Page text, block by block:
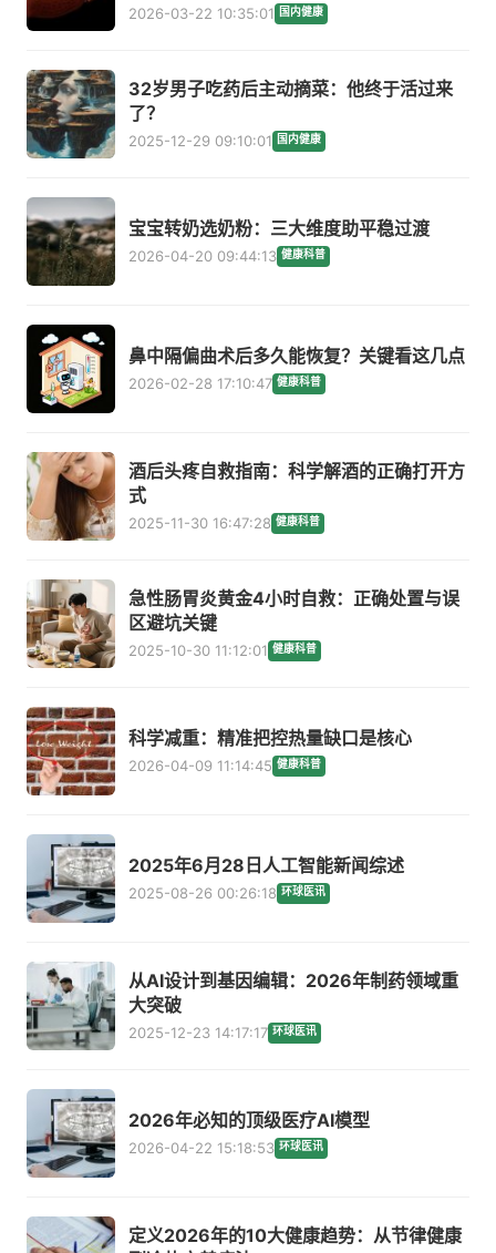
2026-03-22 10:35:01 国内健康
32岁男子吃药后主动摘菜：他终于活过来
了？
2025-12-29 09:10:01 国内健康
宝宝转奶选奶粉：三大维度助平稳过渡
2026-04-20 09:44:13 健康科普
鼻中隔偏曲术后多久能恢复？关键看这几点
2026-02-28 17:10:47 健康科普
酒后头疼自救指南：科学解酒的正确打开方
式
2025-11-30 16:47:28 健康科普
急性肠胃炎黄金4小时自救：正确处置与误
区避坑关键
2025-10-30 11:12:01 健康科普
科学减重：精准把控热量缺口是核心
2026-04-09 11:14:45 健康科普
2025年6月28日人工智能新闻综述
2025-08-26 00:26:18 环球医讯
从AI设计到基因编辑：2026年制药领域重
大突破
2025-12-23 14:17:17 环球医讯
2026年必知的顶级医疗AI模型
2026-04-22 15:18:53 环球医讯
定义2026年的10大健康趋势：从节律健康